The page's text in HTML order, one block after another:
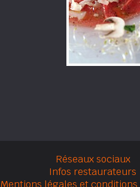
Réseaux sociaux
Infos restaurateurs
Mentions légales et